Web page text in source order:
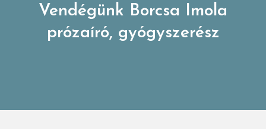
Vendégünk Borcsa Imola
prózaíró, gyógyszerész